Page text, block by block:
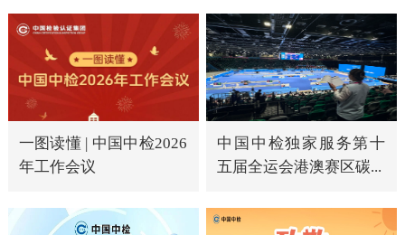
一图读懂 | 中国中检2026
年工作会议
中国中检独家服务第十
五届全运会港澳赛区碳...